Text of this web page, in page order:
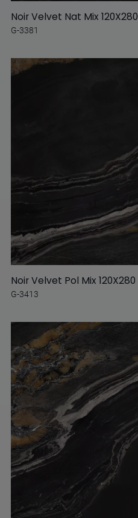
Noir Velvet Nat Mix 120X280
G-3381
Noir Velvet Pol Mix 120X280
G-3413